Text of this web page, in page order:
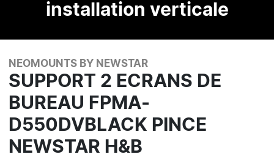
installation verticale
NEOMOUNTS BY NEWSTAR
SUPPORT 2 ECRANS DE
BUREAU FPMA-
D550DVBLACK PINCE
NEWSTAR H&B